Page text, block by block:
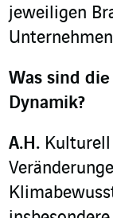
jeweiligen
Was sind
Dynamik?
A.H.